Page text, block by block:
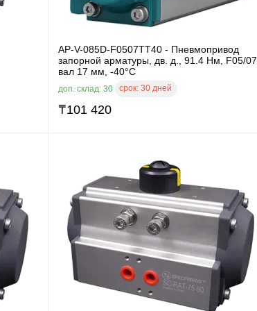
AP-V-085D-F0507TT40 - Пневмопривод
запорной арматуры, дв. д., 91.4 Нм, F05/07,
вал 17 мм, -40°C
доп. склад: 30 срок: 30 дней
₸101 420